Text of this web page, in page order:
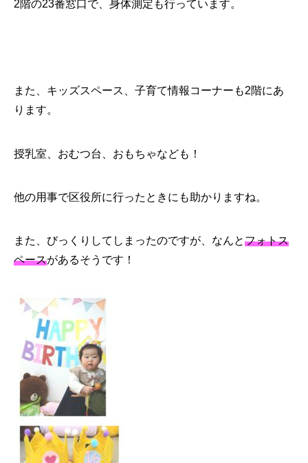
2階の23番窓口で、身体測定も行っています。
また、キッズスペース、子育て情報コーナーも2階にあ
ります。
授乳室、おむつ台、おもちゃなども！
他の用事で区役所に行ったときにも助かりますね。
また、びっくりしてしまったのですが、なんとフォトス
ペースがあるそうです！